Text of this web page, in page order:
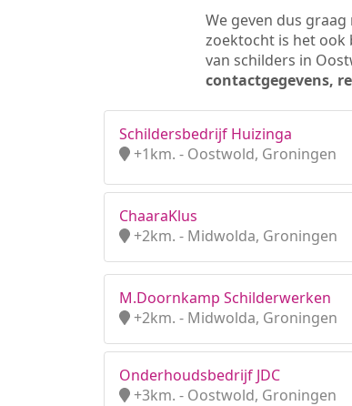
We geven dus
zoektocht is het ook
van schilders in
contactgegevens,
Schildersbedrijf Huizinga
+1km. - Oostwold, Groningen
ChaaraKlus
+2km. - Midwolda, Groningen
M.Doornkamp Schilderwerken
+2km. - Midwolda, Groningen
Onderhoudsbedrijf JDC
+3km. - Oostwold, Groningen